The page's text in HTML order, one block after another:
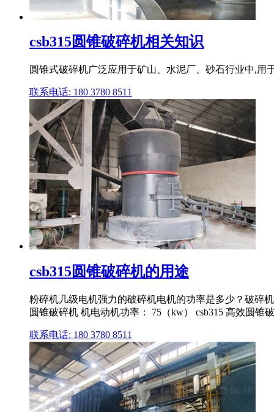
csb315圆锥破碎机相关知识
圆锥式破碎机广泛应用于矿山、水泥厂、砂石行业中,
联系电话: 180 3780 8511
csb315圆锥破碎机的用途
粉碎机几级电机强力的破碎机电机的功率是多少？破碎
圆锥破碎机 机电动机功率： 75（kw） csb315 高效圆锥
联系电话: 180 3780 8511